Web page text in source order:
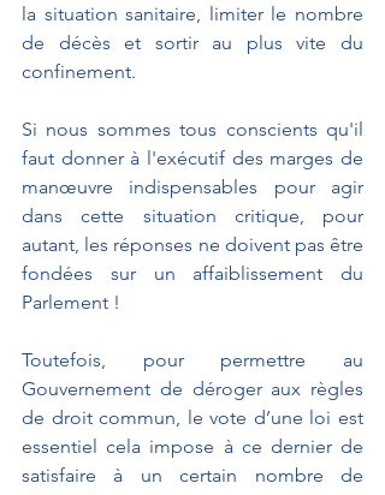
la situation sanitaire, limiter le nombre
de décès et sortir au plus vite du
confinement.
Si nous sommes tous conscients qu'il
faut donner à l'exécutif des marges de
manœuvre indispensables pour agir
dans cette situation critique, pour
autant, les réponses ne doivent pas être
fondées sur un affaiblissement du
Parlement !
Toutefois, pour permettre au
Gouvernement de déroger aux règles
de droit commun, le vote d’une loi est
essentiel cela impose à ce dernier de
satisfaire à un certain nombre de